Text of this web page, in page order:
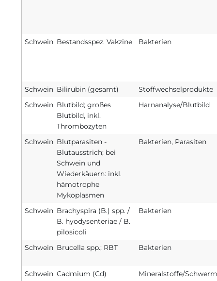
Schwein Bestandsspez. Vakzine Bakterien
Schwein Bilirubin (gesamt)
Stoffwechselprodukte
Schwein Blutbild; großes
Blutbild, inkl.
Thrombozyten
Harnanalyse/Blutbild
Schwein Blutparasiten -
Blutausstrich; bei
Schwein und
Wiederkäuern: inkl.
hämotrophe
Mykoplasmen
Bakterien, Parasiten
Schwein Brachyspira (B.) spp. /
B. hyodysenteriae / B.
pilosicoli
Bakterien
Schwein Brucella spp.; RBT Bakterien
Schwein Cadmium (Cd)
Mineralstoffe/